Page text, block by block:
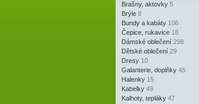
Brašny, aktovky 5
Brýle 8
Bundy a kabáty 106
Čepice, rukavice 18
Dámské oblečení 298
Dětské oblečení 29
Dresy 10
Galanterie, doplňky 45
Halenky 15
Kabelky 49
Kalhoty, tepláky 47